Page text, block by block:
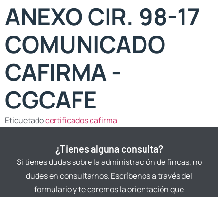
ANEXO CIR. 98-17
COMUNICADO
CAFIRMA -
CGCAFE
Etiquetadocertificados cafirma
¿Tienes alguna consulta?
Si tienes dudas sobre la administración de fincas, no
dudes en consultarnos. Escríbenos a través del
formulario y te daremos la orientación que